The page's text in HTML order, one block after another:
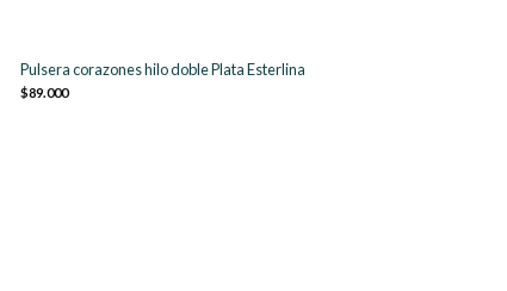
Pulsera corazones hilo doble Plata Esterlina
$89.000